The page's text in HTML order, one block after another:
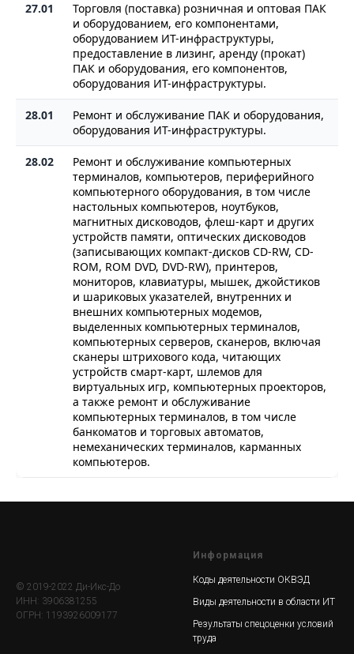
27.01
Торговля (поставка) розничная и оптовая ПАК
и оборудованием, его компонентами,
оборудованием ИТ-инфраструктуры,
предоставление в лизинг, аренду (прокат)
ПАК и оборудования, его компонентов,
оборудования ИТ-инфраструктуры.
28.01
Ремонт и обслуживание ПАК и оборудования,
оборудования ИТ-инфраструктуры.
28.02
Ремонт и обслуживание компьютерных
терминалов, компьютеров, периферийного
компьютерного оборудования, в том числе
настольных компьютеров, ноутбуков,
магнитных дисководов, флеш-карт и других
устройств памяти, оптических дисководов
(записывающих компакт-дисков CD-RW, CD-
ROM, ROM DVD, DVD-RW), принтеров,
мониторов, клавиатуры, мышек, джойстиков
и шариковых указателей, внутренних и
внешних компьютерных модемов,
выделенных компьютерных терминалов,
компьютерных серверов, сканеров, включая
сканеры штрихового кода, читающих
устройств смарт-карт, шлемов для
виртуальных игр, компьютерных проекторов,
а также ремонт и обслуживание
компьютерных терминалов, в том числе
банкоматов и торговых автоматов,
немеханических терминалов, карманных
компьютеров.
© 2019-2022 Ди-Икс-До
ИНН: 3906381255
ОГРН: 1193926009177
Информация
Коды деятельности ОКВЭД
Виды деятельности в области ИТ
Результаты спецоценки условий
труда